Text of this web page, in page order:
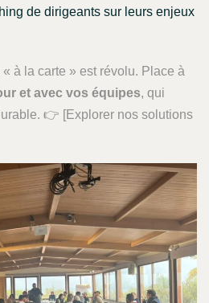
de dirigeants sur leurs enjeux
« à la carte » est révolu. Place à
et avec vos équipes, qui
👉 [Explorer nos solutions